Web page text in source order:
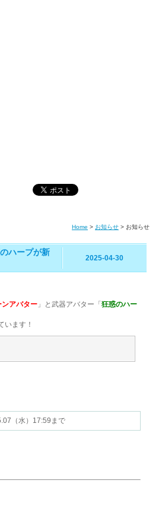
Home > お知らせ > お知らせ
ハープが新
2025-04-30
アバター」と武器アバター「 狂惑のハー
います！
（水）17:59まで